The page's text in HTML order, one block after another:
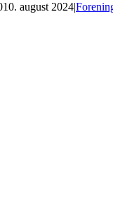
10. august 2024|